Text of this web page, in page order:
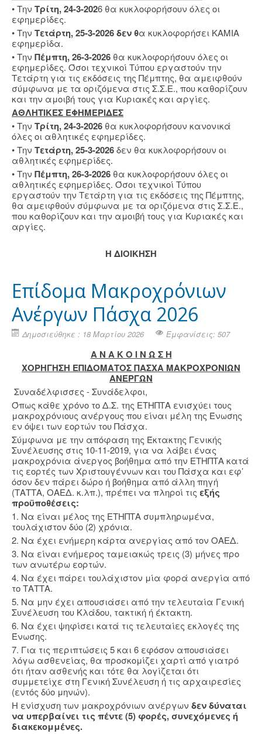
• Την Τρίτη, 24-3-2026 θα κυκλοφορήσουν όλες οι
εφημερίδες.
• Την Τετάρτη, 25-3-2026 δεν θα κυκλοφορήσει ΚΑΜΙΑ
εφημερίδα.
• Την Πέμπτη, 26-3-2026 θα κυκλοφορήσουν όλες οι
εφημερίδες. Όσοι τεχνικοί Τύπου εργαστούν την
Τετάρτη για τις εκδόσεις της Πέμπτης, θα αμειφθούν
σύμφωνα με τα οριζόμενα στις Σ.Σ.Ε., που καθορίζουν
και την αμοιβή τους για Κυριακές και αργίες.
ΑΘΛΗΤΙΚΕΣ ΕΦΗΜΕΡΙΔΕΣ
• Την Τρίτη, 24-3-2026 θα κυκλοφορήσουν κανονικά
όλες οι αθλητικές εφημερίδες.
• Την Τετάρτη, 25-3-2026δεν θα κυκλοφορήσουν οι
αθλητικές εφημερίδες.
• Την Πέμπτη, 26-3-2026 θα κυκλοφορήσουν όλες οι
αθλητικές εφημερίδες. Όσοι τεχνικοί Τύπου
εργαστούν την Τετάρτη για τις εκδόσεις της Πέμπτης,
θα αμειφθούν σύμφωνα με τα οριζόμενα στις Σ.Σ.Ε.,
που καθορίζουν και την αμοιβή τους για Κυριακές και
αργίες.
Η ΔΙΟΙΚΗΣΗ
Επίδομα Μακροχρόνιων
Ανέργων Πάσχα 2026
Δημοσιεύθηκε : 18 Μαρτίου 2026 Εμφανίσεις: 507
Α Ν Α Κ Ο Ι Ν Ω Σ Η
ΧΟΡΗΓΗΣΗ ΕΠΙΔΟΜΑΤΟΣ ΠΑΣΧΑ ΜΑΚΡΟΧΡΟΝΙΩΝ
ΑΝΕΡΓΩΝ
Συναδέλφισσες - Συνάδελφοι,
Όπως κάθε χρόνο το Δ.Σ. της ΕΤΗΠΤΑ ενισχύει τους
μακροχρόνιους ανέργους που είναι μέλη της Ένωσης
εν όψει των εορτών του Πάσχα.
Σύμφωνα με την απόφαση της Έκτακτης Γενικής
Συνέλευσης στις 10-11-2019, για να λάβει ένας
μακροχρόνια άνεργος βοήθημα από την ΕΤΗΠΤΑ κατά
τις εορτές των Χριστουγέννων και του Πάσχα και εφ’
όσον δεν πάρει δώρο ή βοήθημα από άλλη πηγή
(ΤΑΤΤΑ, ΟΑΕΔ. κ.λπ.), πρέπει να πληροί τις εξής
προϋποθέσεις:
1. Να είναι μέλος της ΕΤΗΠΤΑ συμπληρωμένα,
τουλάχιστον δύο (2) χρόνια.
2. Να έχει ενήμερη κάρτα ανεργίας από τον ΟΑΕΔ.
3. Να είναι ενήμερος ταμειακώς τρεις (3) μήνες προ
των ανωτέρω εορτών.
4. Να έχει πάρει τουλάχιστον μία φορά ανεργία από
το ΤΑΤΤΑ.
5. Να μην έχει απουσιάσει από την τελευταία Γενική
Συνέλευση του Κλάδου, τακτική ή έκτακτη.
6. Να έχει ψηφίσει κατά τις τελευταίες εκλογές της
Ένωσης.
7. Για τις περιπτώσεις 5 και 6 εφόσον απουσιάσει
λόγω ασθενείας, θα προσκομίζει χαρτί από γιατρό
ότι ήταν ασθενής και τότε θα λογίζεται ότι
συμμετείχε στη Γενική Συνέλευση ή τις αρχαιρεσίες
(εντός δύο μηνών).
Η ενίσχυση των μακροχρόνιων ανέργων δεν δύναται
να υπερβαίνει τις πέντε (5) φορές, συνεχόμενες ή
διακεκομμένες.